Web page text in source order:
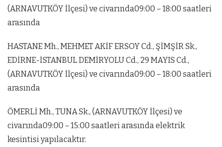
(ARNAVUTKÖY İlçesi) ve civarında09:00 – 18:00 saatleri
arasında
HASTANE Mh., MEHMET AKİF ERSOY Cd., ŞİMŞİR Sk.,
EDİRNE-İSTANBUL DEMİRYOLU Cd., 29 MAYIS Cd.,
(ARNAVUTKÖY İlçesi) ve civarında09:00 – 18:00 saatleri
arasında
ÖMERLİ Mh., TUNA Sk., (ARNAVUTKÖY İlçesi) ve
civarında09:00 – 15:00 saatleri arasında elektrik
kesintisi yapılacaktır.